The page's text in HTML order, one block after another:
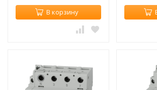
В корзину